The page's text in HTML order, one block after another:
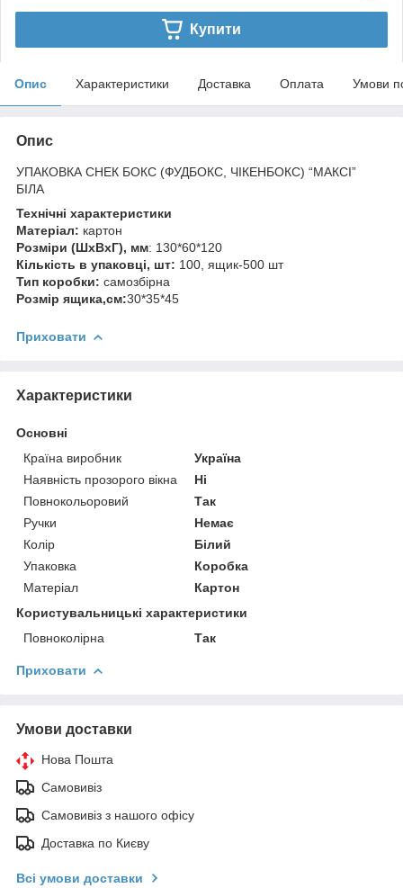
Купити
Опис Характеристики Доставка Оплата Умови
Опис
УПАКОВКА CНЕК БОКС (ФУДБОКС, ЧІКЕНБОКС) “МАКСІ”
БІЛА
Технічні характеристики
Матеріал: картон
Розміри (ШхВхГ), мм: 130*60*120
Кількість в упаковці, шт: 100, ящик-500 шт
Тип коробки: самозбірна
Розмір ящика,см:30*35*45
Приховати
Характеристики
Основні
Країна виробник
Україна
Наявність прозорого вікна
Ні
Повнокольоровий
Так
Ручки
Немає
Колір
Білий
Упаковка
Коробка
Матеріал
Картон
Користувальницькі характеристики
Повноколірна
Так
Приховати
Умови доставки
Нова Пошта
Самовивіз
Самовивіз з нашого офісу
Доставка по Києву
Всі умови доставки